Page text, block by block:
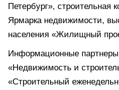
Петербург», строительная
Ярмарка недвижимости,
населения «Жилищный
Информационные партнеры
«Недвижимость и
«Строительный